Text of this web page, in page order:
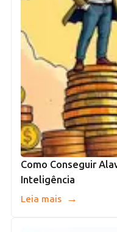
Como Conseguir
Inteligência
Leia mais →